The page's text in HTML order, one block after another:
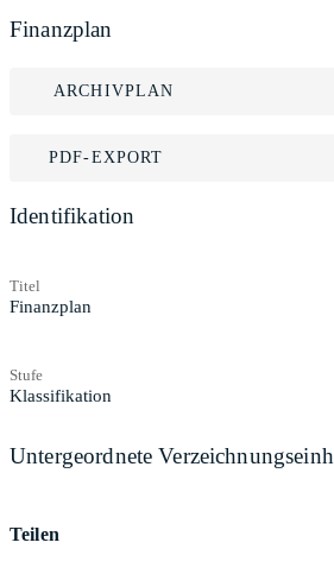
Finanzplan
ARCHIVPLAN
PDF-EXPORT
Identifikation
Titel
Finanzplan
Stufe
Klassifikation
Untergeordnete
Teilen